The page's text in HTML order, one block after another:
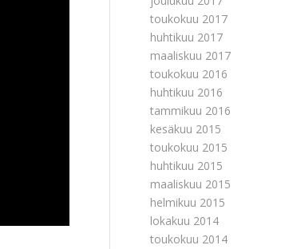
toukokuu 2017
huhtikuu 2017
maaliskuu 2017
toukokuu 2016
huhtikuu 2016
tammikuu 2016
kesäkuu 2015
toukokuu 2015
huhtikuu 2015
maaliskuu 2015
helmikuu 2015
lokakuu 2014
toukokuu 2014